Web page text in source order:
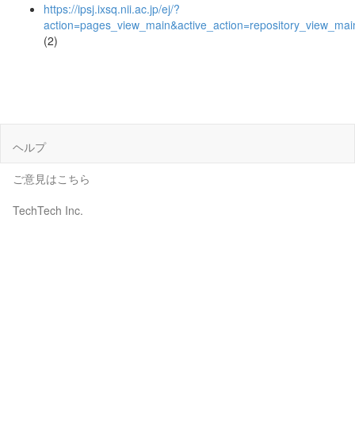
https://ipsj.ixsq.nii.ac.jp/ej/?
(2)
ヘルプ
ご意見はこちら
TechTech Inc.